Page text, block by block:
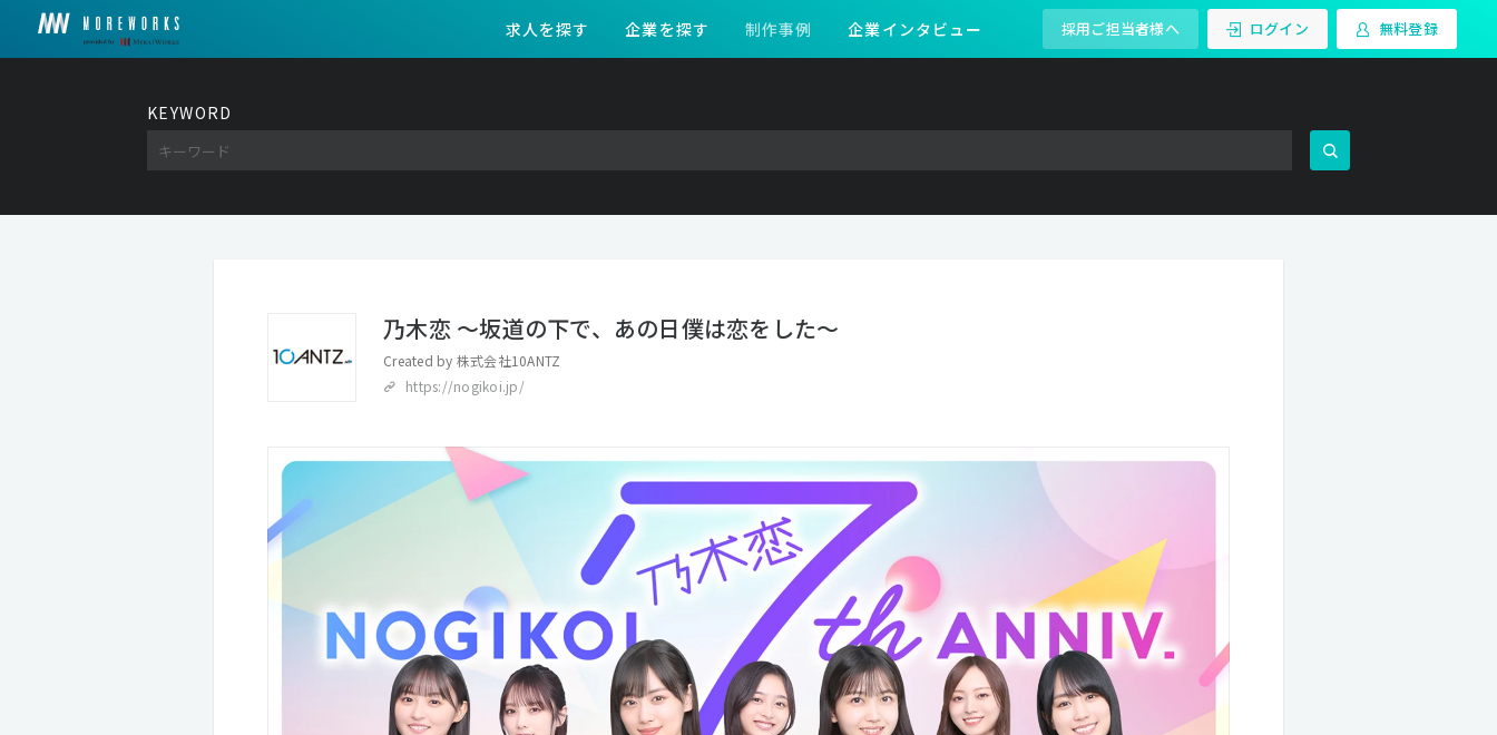
求人を探す 企業を探す 制作事例 企業インタビュー 採用ご担当者様へ ログイン 無料登録
KEYWORD
乃木恋 ～坂道の下で、あの日僕は恋をした～
Created by 株式会社10ANTZ
https://nogikoi.jp/